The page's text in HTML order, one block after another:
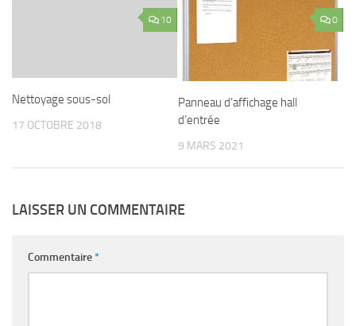
10
Nettoyage sous-sol
17 OCTOBRE 2018
0
Panneau d’affichage hall
d’entrée
9 MARS 2021
LAISSER UN COMMENTAIRE
Commentaire*